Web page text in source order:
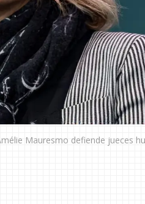
Mauresmo defiende jueces